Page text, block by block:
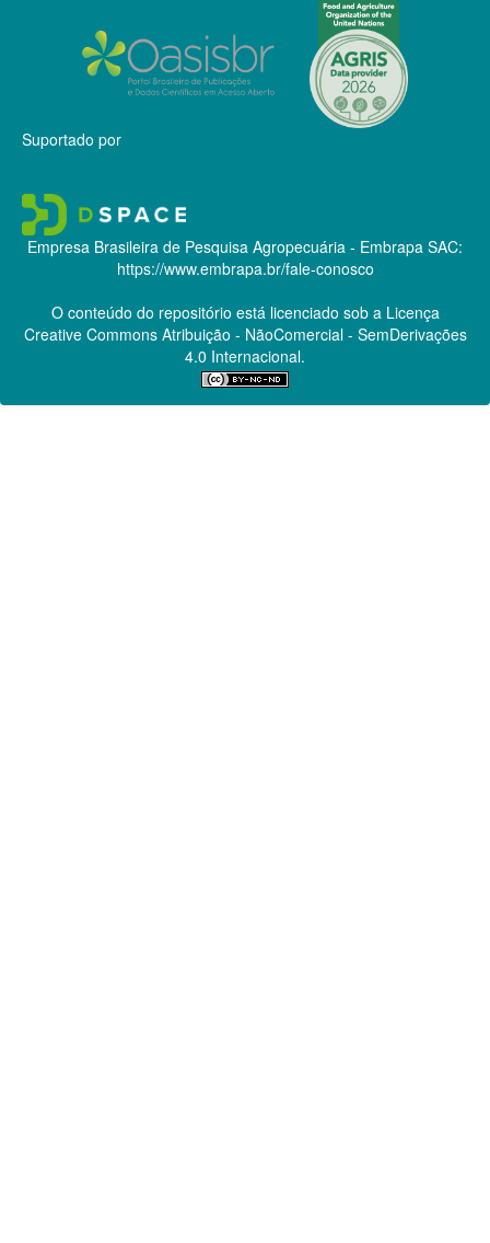
Suportado por
Empresa Brasileira de Pesquisa Agropecuária - Embrapa SAC:
https://www.embrapa.br/fale-conosco
O conteúdo do repositório está licenciado sob a Licença
Creative CommonsAtribuição - NãoComercial - SemDerivações
4.0 Internacional.